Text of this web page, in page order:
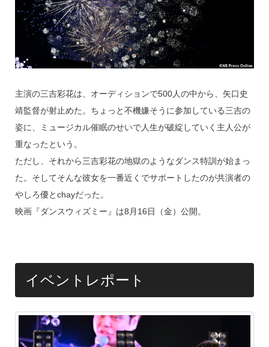
主演の三吉彩花は、オーディションで500人の中から、矢口史
靖監督が射止めた。ちょっと不機嫌そうに参加している三吉の
姿に、ミュージカル催眠のせいで人生が破綻していく主人公が
重なったという。
ただし、それから三吉彩花の地獄のようなダンス特訓が始まっ
た。そしてそんな彼女を一番近くでサポートしたのが共演者の
やしろ優とchayだった。
映画『ダンスウィズミー』は8月16日（金）公開。
イベントレポート